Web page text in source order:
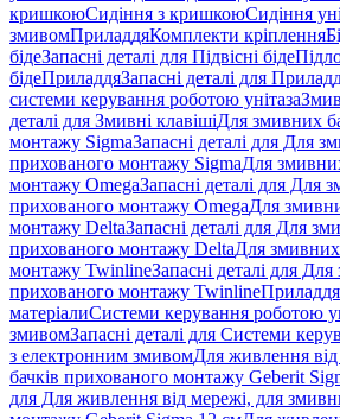
кришкоюСидіння з кришкоюСидіння
змивомПриладдяКомплекти кріплення
бідеЗапасні деталі для Підвісні біде
бідеПриладдяЗапасні деталі для
системи керування роботою унітаза
деталі для Змивні клавішіДля змивних
монтажу SigmaЗапасні деталі для Для
прихованого монтажу SigmaДля
монтажу OmegaЗапасні деталі для Для
прихованого монтажу OmegaДля
монтажу DeltaЗапасні деталі для Для
прихованого монтажу DeltaДля змивних
монтажу TwinlineЗапасні деталі для
прихованого монтажу TwinlineПриладдя
матеріалиСистеми керування роботою
змивомЗапасні деталі для Системи
з електронним змивомДля живлення
бачків прихованого монтажу Geberit
для Для живлення від мережі, для